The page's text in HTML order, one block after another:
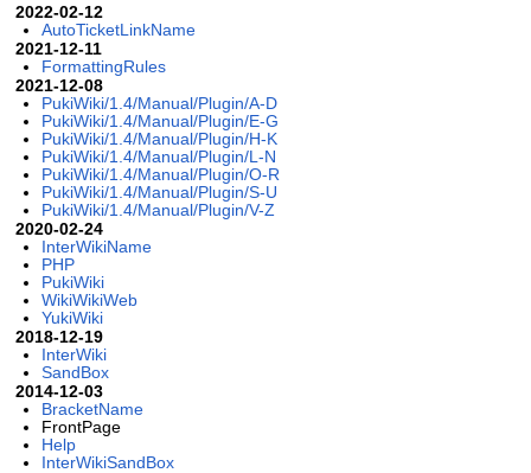
2022-02-12
AutoTicketLinkName
2021-12-11
FormattingRules
2021-12-08
PukiWiki/1.4/Manual/Plugin/A-D
PukiWiki/1.4/Manual/Plugin/E-G
PukiWiki/1.4/Manual/Plugin/H-K
PukiWiki/1.4/Manual/Plugin/L-N
PukiWiki/1.4/Manual/Plugin/O-R
PukiWiki/1.4/Manual/Plugin/S-U
PukiWiki/1.4/Manual/Plugin/V-Z
2020-02-24
InterWikiName
PHP
PukiWiki
WikiWikiWeb
YukiWiki
2018-12-19
InterWiki
SandBox
2014-12-03
BracketName
FrontPage
Help
InterWikiSandBox